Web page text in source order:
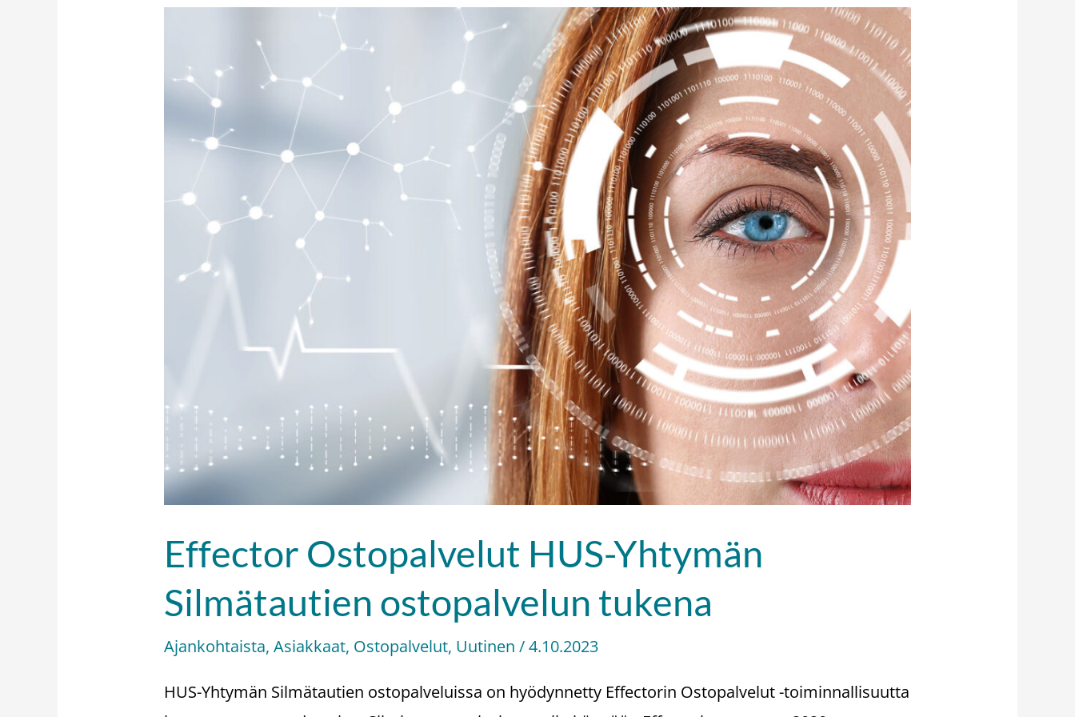
Effector Ostopalvelut HUS-Yhtymän
Silmätautien ostopalvelun tukena
Ajankohtaista,Asiakkaat, Ostopalvelut, Uutinen /4.10.2023
HUS-Yhtymän Silmätautien ostopalveluissa on hyödynnetty Effectorin Ostopalvelut -toiminnallisuutta
Ostopalvelut
HUS-
Yhtymän
Silmätautien
tukena